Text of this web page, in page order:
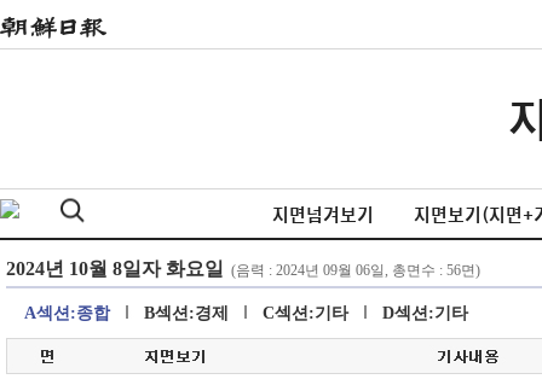
지면넘겨보기 지면보기(지면+
A섹션:종합 B섹션:경제 C섹션:기타 D섹션:기타